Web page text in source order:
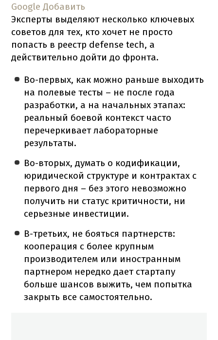
Google Добавить
Эксперты выделяют несколько ключевых
советов для тех, кто хочет не просто
попасть в реестр defense tech, а
действительно дойти до фронта.
Во-первых, как можно раньше выходить
на полевые тесты – не после года
разработки, а на начальных этапах:
реальный боевой контекст часто
перечеркивает лабораторные
результаты.
Во-вторых, думать о кодификации,
юридической структуре и контрактах с
первого дня – без этого невозможно
получить ни статус критичности, ни
серьезные инвестиции.
В-третьих, не бояться партнерств:
кооперация с более крупным
производителем или иностранным
партнером нередко дает стартапу
больше шансов выжить, чем попытка
закрыть все самостоятельно.